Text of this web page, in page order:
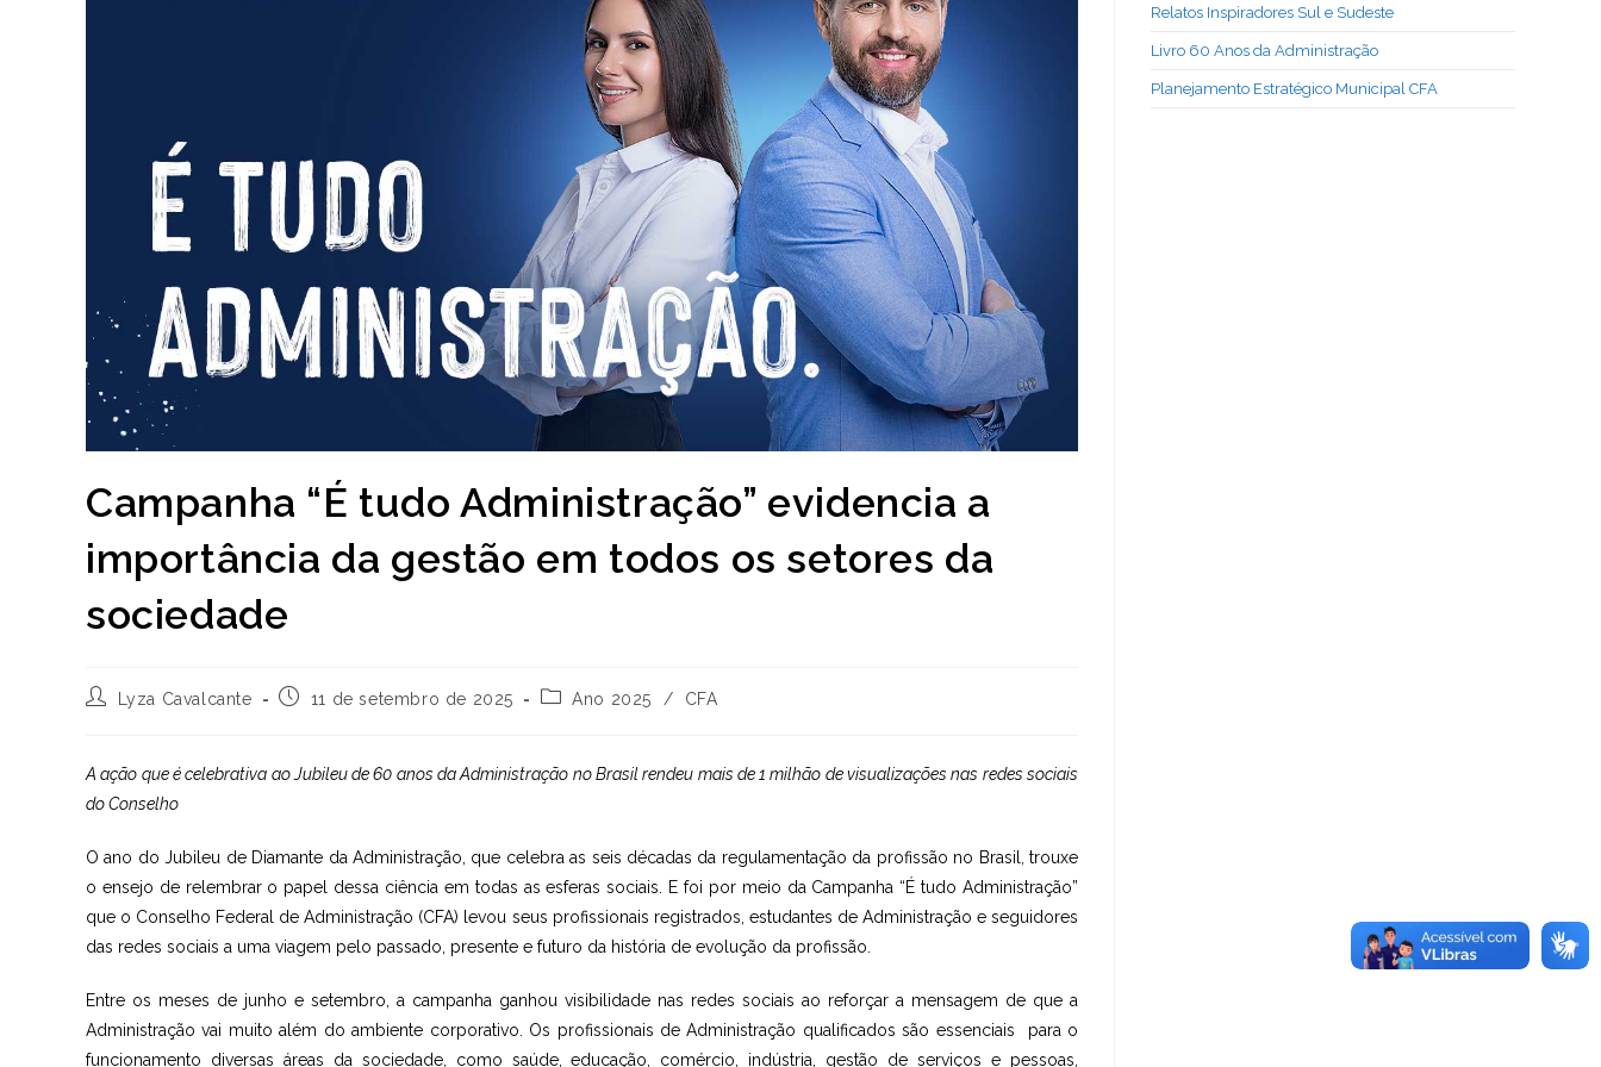
Campanha “É tudo Administração” evidencia a
importância da gestão em todos os setores da
sociedade
AutorLyza Cavalcante
Post11 de setembro de 2025
Categoria
Ano 2025 / CFA
A ação que é celebrativa ao Jubileu de 60 anos da Administração no Brasil rendeu mais de 1 milhão de visualizações nas redes sociais
do Conselho
O ano do Jubileu de Diamante da Administração, que celebra as seis décadas da regulamentação da profissão no Brasil, trouxe
o ensejo de relembrar o papel dessa ciência em todas as esferas sociais. E foi por meio da Campanha “É tudo Administração”
que o Conselho Federal de Administração (CFA) levou seus profissionais registrados, estudantes de Administração e seguidores
das redes sociais a uma viagem pelo passado, presente e futuro da história de evolução da profissão.
Entre os meses de junho e setembro, a campanha ganhou visibilidade nas redes sociais ao reforçar a mensagem de que a
Administração vai muito além do ambiente corporativo. Os profissionais de Administração qualificados são essenciais para o
funcionamento diversas áreas da sociedade, como saúde, educação, comércio, indústria, gestão de serviços e pessoas,
Relatos Inspiradores Sul e Sudeste
Livro 60 Anos da Administração
Planejamento Estratégico Municipal CFA